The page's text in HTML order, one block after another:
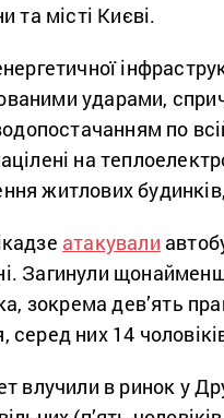
та місті Києві.
ударами,
по
на
житлових
атакували
Загинули
зокрема дев’ять
них 14
влучили в ринок у